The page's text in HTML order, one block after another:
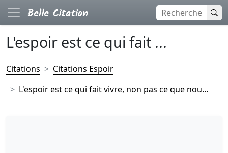
L'espoir est ce qui fait ...
Citations
Citations Espoir
L'espoir est ce qui fait vivre, non pas ce que nou...